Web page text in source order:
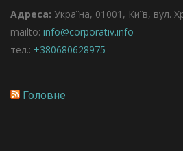
Адреса: Україна, 01001, Київ, вул.
mailto: info@corporativ.info
тел.: +380680628975
Головне